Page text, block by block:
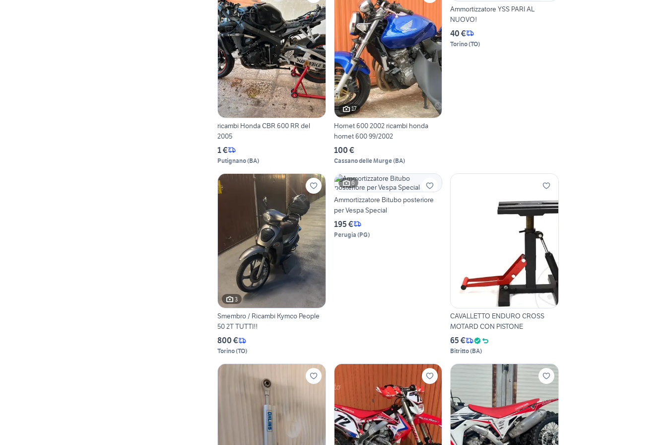
ricambi Honda CBR 600 RR del
2005
1 €
Putignano(BA)
17
Hornet 600 2002 ricambi honda
hornet 600 99/2002
100 €
Cassano delle Murge(BA)
Ammortizzatore YSS PARI AL
NUOVO!
40 €
Torino(TO)
3
Smembro / Ricambi Kymco People
50 2T TUTTI!!
800 €
Torino(TO)
6
Ammortizzatore Bitubo posteriore
per Vespa Special
195 €
Perugia (PG)
CAVALLETTO ENDURO CROSS
MOTARD CON PISTONE
65 €
Bitritto(BA)